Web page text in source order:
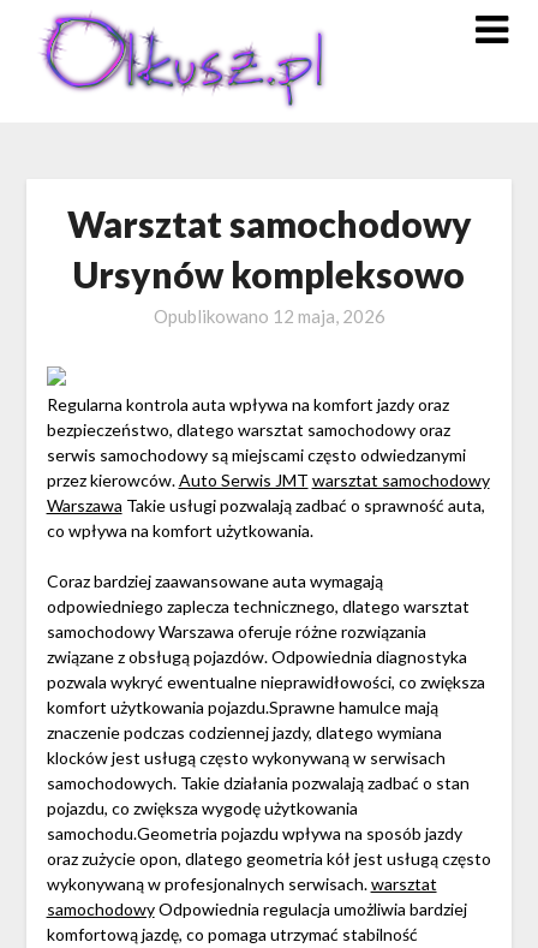
content
Warsztat samochodowy
Ursynów kompleksowo
Opublikowano 12 maja, 2026
Regularna kontrola auta wpływa na komfort jazdy oraz
bezpieczeństwo, dlatego warsztat samochodowy oraz
serwis samochodowy są miejscami często odwiedzanymi
przez kierowców.Auto Serwis JMT warsztat samochodowy
Warszawa Takie usługi pozwalają zadbać o sprawność auta,
co wpływa na komfort użytkowania.
Coraz bardziej zaawansowane auta wymagają
odpowiedniego zaplecza technicznego, dlatego warsztat
samochodowy Warszawa oferuje różne rozwiązania
związane z obsługą pojazdów. Odpowiednia diagnostyka
pozwala wykryć ewentualne nieprawidłowości, co zwiększa
komfort użytkowania pojazdu.Sprawne hamulce mają
znaczenie podczas codziennej jazdy, dlatego wymiana
klocków jest usługą często wykonywaną w serwisach
samochodowych. Takie działania pozwalają zadbać o stan
pojazdu, co zwiększa wygodę użytkowania
samochodu.Geometria pojazdu wpływa na sposób jazdy
oraz zużycie opon, dlatego geometria kół jest usługą często
wykonywaną w profesjonalnych serwisach.warsztat
samochodowyOdpowiednia regulacja umożliwia bardziej
komfortową jazdę, co pomaga utrzymać stabilność